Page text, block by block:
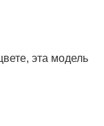
эта модель